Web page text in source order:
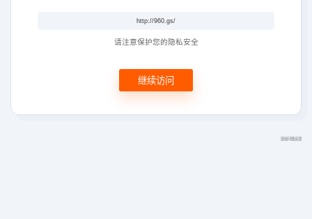
请注意保护您的隐私安全
继续访问
链接问题反馈